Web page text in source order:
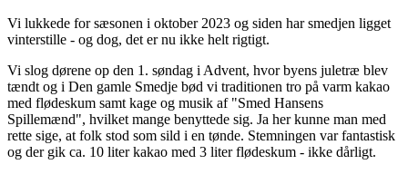
Vi lukkede for sæsonen i oktober 2023 og siden har smedjen ligget
vinterstille - og dog, det er nu ikke helt rigtigt.
Vi slog dørene op den 1. søndag i Advent, hvor byens juletræ blev
tændt og i Den gamle Smedje bød vi traditionen tro på varm kakao
med flødeskum samt kage og musik af "Smed Hansens
Spillemænd", hvilket mange benyttede sig. Ja her kunne man med
rette sige, at folk stod som sild i en tønde. Stemningen var fantastisk
og der gik ca. 10 liter kakao med 3 liter flødeskum - ikke dårligt.